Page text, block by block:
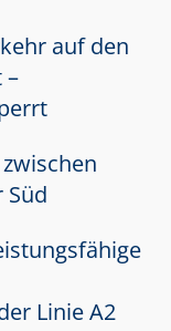
auf den
–
Süd
Linie A2